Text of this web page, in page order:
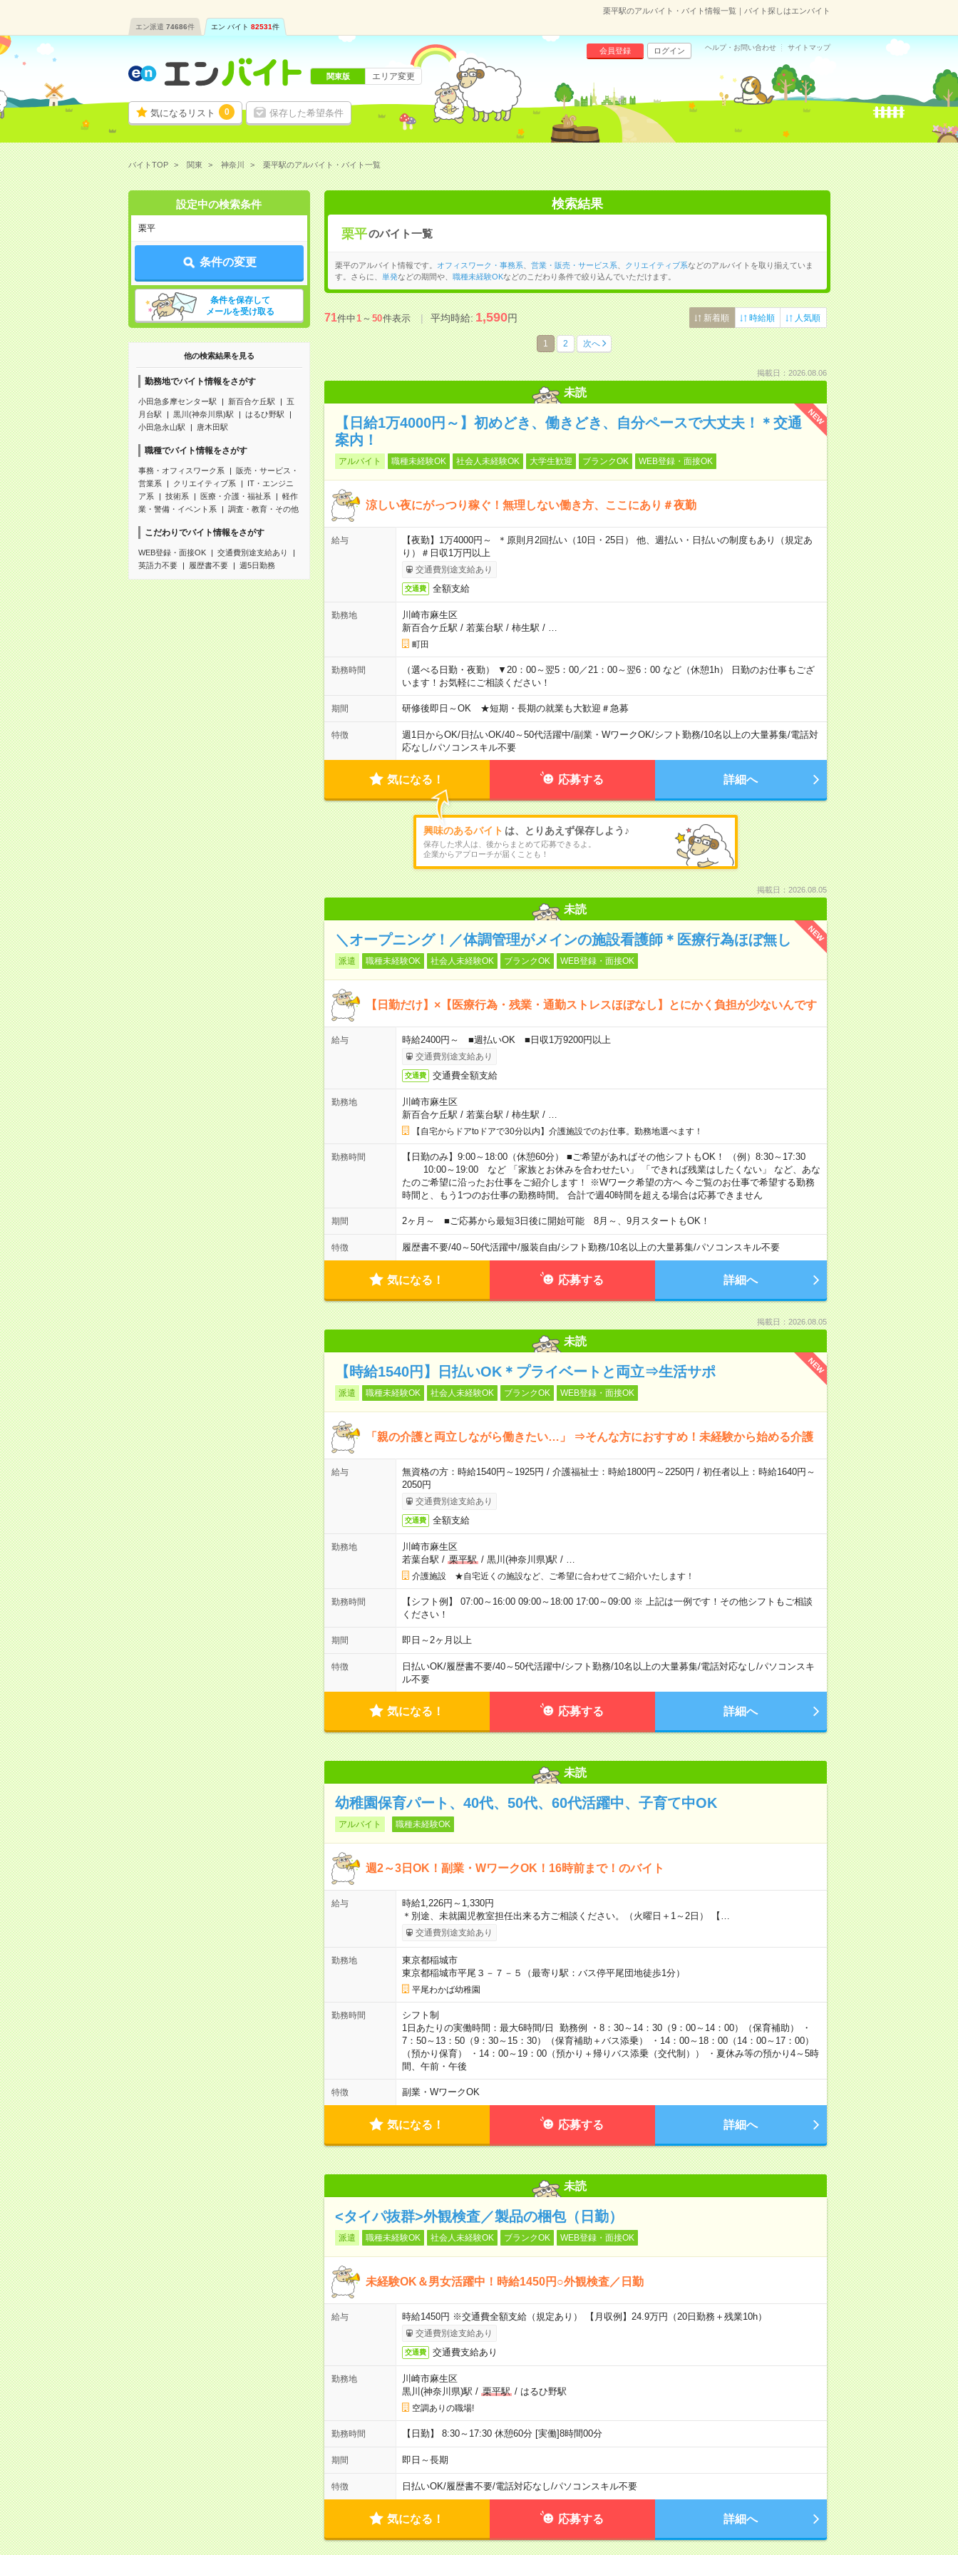
栗平駅のアルバイト・バイト情報一覧｜バイト探しはエンバイト
エン派遣 74686件 エン バイト 82531件
気になるリスト 0 保存した希望条件
会員登録 ログイン ヘルプ・お問い合わせ サイトマップ
関東版 エリア変更
バイトTOP 関東 神奈川 栗平駅のアルバイト・バイト一覧
設定中の検索条件
栗平
条件の変更
条件を保存して
メールを受け取る
他の検索結果を見る
勤務地でバイト情報をさがす
小田急多摩センター駅 新百合ケ丘駅
五
月台駅
黒川(神奈川県)駅
はるひ野駅
小田急永山駅
唐木田駅
職種でバイト情報をさがす
事務・オフィスワーク系
販売・サービス・
営業系
クリエイティブ系
IT・エンジニ
ア系
技術系 医療・介護・福祉系
軽作
業・警備・イベント系
調査・教育・その他
こだわりでバイト情報をさがす
WEB登録・面接OK
交通費別途支給あり
英語力不要
履歴書不要 週5日勤務
検索結果
栗平のバイト一覧
栗平のアルバイト情報です。 オフィスワーク・事務系 営業・販売・サービス系 クリエイティブ系などのアルバイトを取り揃えていま
す。さらに、
単発などの期間や、 職種未経験OKなどのこだわり条件で絞り込んでいただけます。
71件中1～50件表示 平均時給:1,590円 新着順 時給順 人気順
1 2 次へ
掲載日：2026.08.06
未読
NEW
【日給1万4000円～】初めどき、働きどき、自分ペースで大丈夫！＊交通
案内！
アルバイト 職種未経験OK 社会人未経験OK 大学生歓迎 ブランクOK WEB登録・面接OK
涼しい夜にがっつり稼ぐ！無理しない働き方、ここにあり＃夜勤
給与
【夜勤】1万4000円～ ＊原則月2回払い（10日・25日） 他、週払い・日払いの制度もあり（規定あ
り）＃日収1万円以上
交通費別途支給あり
交通費 全額支給
勤務地
川崎市麻生区
新百合ケ丘駅 / 若葉台駅 / 柿生駅 /
町田
勤務時間
（選べる日勤・夜勤） ▼20：00～翌5：00／21：00～翌6：00 など（休憩1h） 日勤のお仕事もござ
います！お気軽にご相談ください！
期間 研修後即日～OK ★短期・長期の就業も大歓迎＃急募
特徴 週1日からOK/日払いOK/40～50代活躍中/副業・WワークOK/シフト勤務/10名以上の大量募集/電話対
応なし/パソコンスキル不要
気になる！ 応募する 詳細へ
興味のあるバイト は、とりあえず保存しよう♪
保存した求人は、後からまとめて応募できるよ。
企業からアプローチが届くことも！
掲載日：2026.08.05
未読
NEW
＼オープニング！／体調管理がメインの施設看護師＊医療行為ほぼ無し
派遣 職種未経験OK 社会人未経験OK ブランクOK WEB登録・面接OK
【日勤だけ】×【医療行為・残業・通勤ストレスほぼなし】とにかく負担が少ないんです
給与 時給2400円～ ■週払いOK ■日収1万9200円以上
交通費別途支給あり
交通費 交通費全額支給
勤務地
川崎市麻生区
新百合ケ丘駅 / 若葉台駅 / 柿生駅 /
【自宅からドアtoドアで30分以内】介護施設でのお仕事。勤務地選べます！
勤務時間
【日勤のみ】9:00～18:00（休憩60分） ■ご希望があればその他シフトもOK！ （例）8:30～17:30
10:00～19:00 など 「家族とお休みを合わせたい」 「できれば残業はしたくない」 など、あな
たのご希望に沿ったお仕事をご紹介します！ ※Wワーク希望の方へ 今ご覧のお仕事で希望する勤務
時間と、もう1つのお仕事の勤務時間。 合計で週40時間を超える場合は応募できません
期間 2ヶ月～ ■ご応募から最短3日後に開始可能 8月～、9月スタートもOK！
特徴 履歴書不要/40～50代活躍中/服装自由/シフト勤務/10名以上の大量募集/パソコンスキル不要
気になる！ 応募する 詳細へ
掲載日：2026.08.05
未読
NEW
【時給1540円】日払いOK＊プライベートと両立⇒生活サポ
派遣 職種未経験OK 社会人未経験OK ブランクOK WEB登録・面接OK
「親の介護と両立しながら働きたい…」 ⇒そんな方におすすめ！未経験から始める介護
給与
無資格の方：時給1540円～1925円 / 介護福祉士：時給1800円～2250円 / 初任者以上：時給1640円～
2050円
交通費別途支給あり
交通費 全額支給
勤務地
川崎市麻生区
若葉台駅 / 栗平駅/ 黒川(神奈川県)駅 /
介護施設 ★自宅近くの施設など、ご希望に合わせてご紹介いたします！
勤務時間
【シフト例】 07:00～16:00 09:00～18:00 17:00～09:00 ※ 上記は一例です！その他シフトもご相談
ください！
期間 即日～2ヶ月以上
特徴 日払いOK/履歴書不要/40～50代活躍中/シフト勤務/10名以上の大量募集/電話対応なし/パソコンスキ
ル不要
気になる！ 応募する 詳細へ
未読
幼稚園保育パート、40代、50代、60代活躍中、子育て中OK
アルバイト 職種未経験OK
週2～3日OK！副業・WワークOK！16時前まで！のバイト
給与
時給1,226円～1,330円
＊別途、未就園児教室担任出来る方ご相談ください。（火曜日＋1～2日） 【…
交通費別途支給あり
勤務地
東京都稲城市
東京都稲城市平尾３－７－５（最寄り駅：バス停平尾団地徒歩1分）
平尾わかば幼稚園
勤務時間
シフト制
1日あたりの実働時間：最大6時間/日 勤務例 ・8：30～14：30（9：00～14：00）（保育補助） ・
7：50～13：50（9：30～15：30）（保育補助＋バス添乗） ・14：00～18：00（14：00～17：00）
（預かり保育） ・14：00～19：00（預かり＋帰りバス添乗（交代制）） ・夏休み等の預かり4～5時
間、午前・午後
特徴 副業・WワークOK
気になる！ 応募する 詳細へ
未読
<タイパ抜群>外観検査／製品の梱包（日勤）
派遣 職種未経験OK 社会人未経験OK ブランクOK WEB登録・面接OK
未経験OK＆男女活躍中！時給1450円○外観検査／日勤
給与 時給1450円 ※交通費全額支給（規定あり） 【月収例】24.9万円（20日勤務＋残業10h）
交通費別途支給あり
交通費 交通費支給あり
勤務地
川崎市麻生区
黒川(神奈川県)駅 / 栗平駅/ はるひ野駅
空調ありの職場!
勤務時間 【日勤】 8:30～17:30 休憩60分 [実働]8時間00分
期間 即日～長期
特徴 日払いOK/履歴書不要/電話対応なし/パソコンスキル不要
気になる！ 応募する 詳細へ